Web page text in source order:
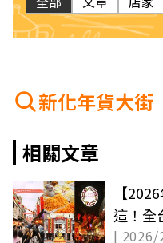
新化年貨大街
相關文章
【
這！全
全攻略
| 2026/